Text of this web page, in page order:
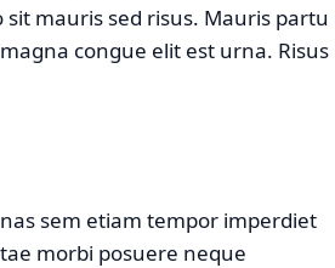
mauris sed risus. Mauris partu
congue elit est urna. Risus
sem etiam tempor imperdiet
morbi posuere neque